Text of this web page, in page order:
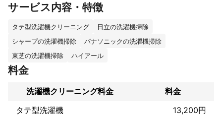
ことはありませんか？
清潔に保ちたいけれど、洗濯槽の裏側までの掃除ってなかなか難
私達が行っている作業としましては、
まず洗濯機を分解して洗濯槽を取り外し丸洗いします。（だいた
い洗濯槽の横や裏に汚れが付着しています。）
洗濯槽を取り外したあとの本体部分も綺麗に洗浄し、また一つ一
つ組み立ててもとに戻します。
サービス内容・特徴
タテ型洗濯機クリーニング
日立の洗濯機掃除
シャープの洗濯機掃除
パナソニックの洗濯機掃除
東芝の洗濯機掃除
ハイアール
料金
洗濯機クリーニング料金
料金
タテ型洗濯機
13,200円